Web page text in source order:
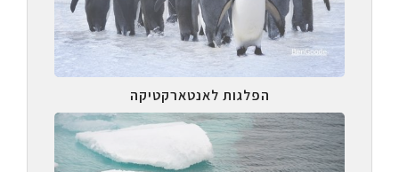
הפלגות לאנטארקטיקה